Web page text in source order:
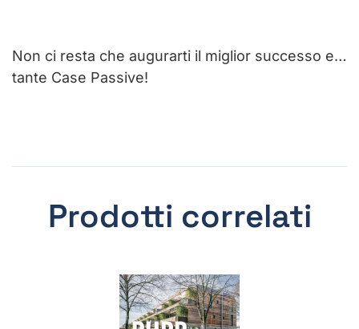
Non ci resta che augurarti il miglior successo e…
tante Case Passive!
Prodotti correlati